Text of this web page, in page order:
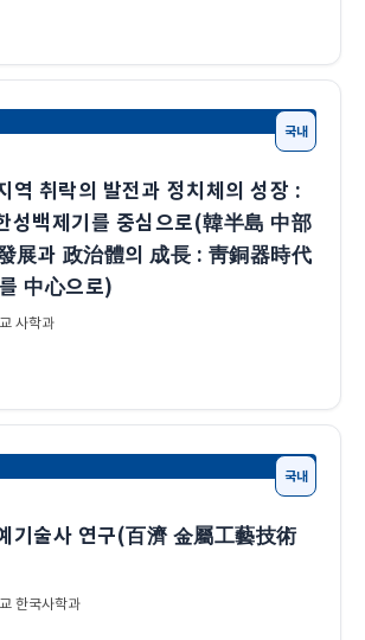
역 취락의 발전과 정치체의 성장 :
성백제기를 중심으로(韓半島 中部
展과 政治體의 成長 : 靑銅器時代
中心으로)
사학과
국내
기술사 연구(百濟 金屬工藝技術
한국사학과
국내